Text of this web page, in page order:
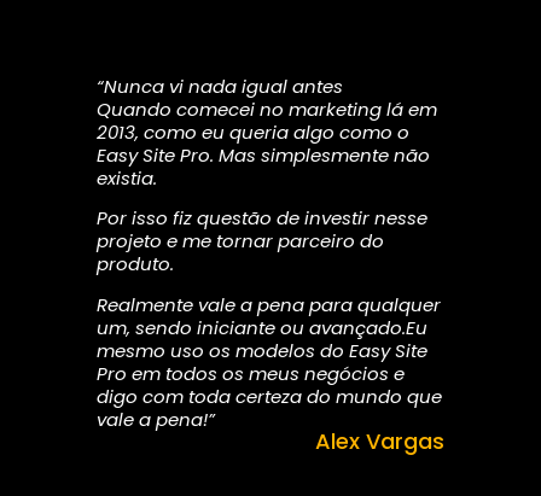
“Nunca vi nada igual antes
Quando comecei no marketing lá em
2013, como eu queria algo como o
Easy Site Pro. Mas simplesmente não
existia.
Por isso fiz questão de investir nesse
projeto e me tornar parceiro do
produto.
Realmente vale a pena para qualquer
um, sendo iniciante ou avançado.Eu
mesmo uso os modelos do Easy Site
Pro em todos os meus negócios e
digo com toda certeza do mundo que
vale a pena!”
Alex Vargas